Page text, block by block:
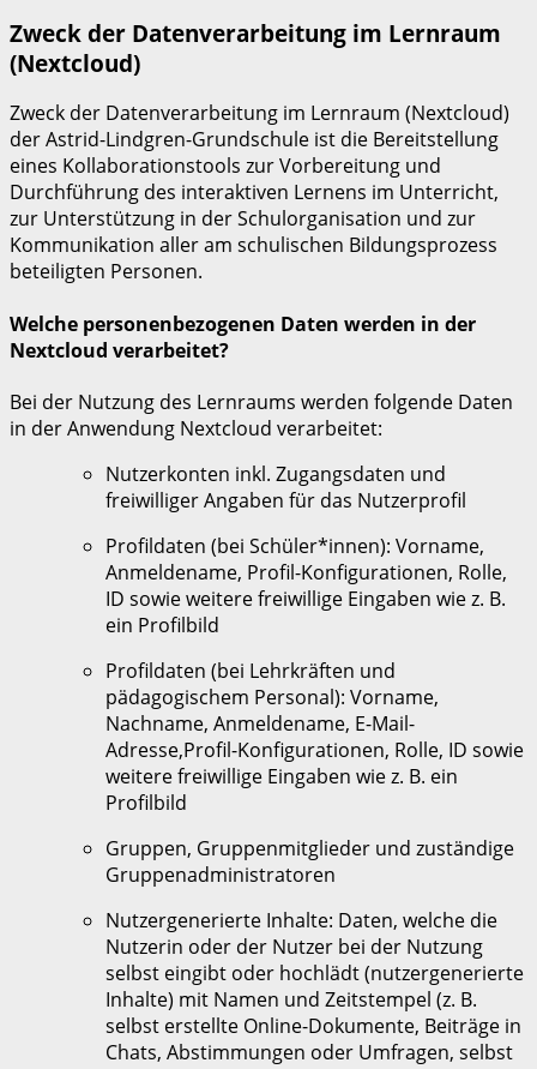
Zweck der Datenverarbeitung im Lernraum
(Nextcloud)
Zweck der Datenverarbeitung im Lernraum (Nextcloud)
der Astrid-Lindgren-Grundschule ist die Bereitstellung
eines Kollaborationstools zur Vorbereitung und
Durchführung des interaktiven Lernens im Unterricht,
zur Unterstützung in der Schulorganisation und zur
Kommunikation aller am schulischen Bildungsprozess
beteiligten Personen.
Welche personenbezogenen Daten werden in der
Nextcloud verarbeitet?
Bei der Nutzung des Lernraums werden folgende Daten
in der Anwendung Nextcloud verarbeitet:
Nutzerkonten inkl. Zugangsdaten und
freiwilliger Angaben für das Nutzerprofil
Profildaten (bei Schüler*innen): Vorname,
Anmeldename, Profil-Konfigurationen, Rolle,
ID sowie weitere freiwillige Eingaben wie z. B.
ein Profilbild
Profildaten (bei Lehrkräften und
pädagogischem Personal): Vorname,
Nachname, Anmeldename, E-Mail-
Adresse,Profil-Konfigurationen, Rolle, ID sowie
weitere freiwillige Eingaben wie z. B. ein
Profilbild
Gruppen, Gruppenmitglieder und zuständige
Gruppenadministratoren
Nutzergenerierte Inhalte: Daten, welche die
Nutzerin oder der Nutzer bei der Nutzung
selbst eingibt oder hochlädt (nutzergenerierte
Inhalte) mit Namen und Zeitstempel (z. B.
selbst erstellte Online-Dokumente, Beiträge in
Chats, Abstimmungen oder Umfragen, selbst